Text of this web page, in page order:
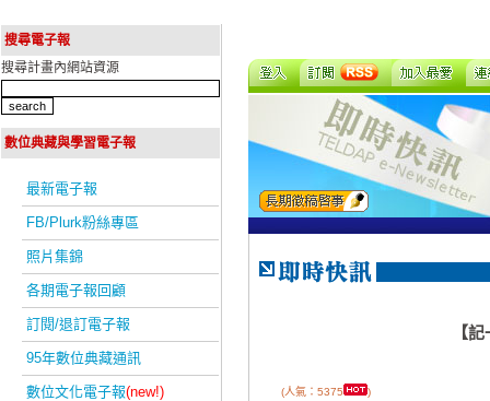
搜尋電子報
搜尋計畫內網站資源
數位典藏與學習電子報
最新電子報
FB/Plurk粉絲專區
照片集錦
各期電子報回顧
訂閱/退訂電子報
95年數位典藏通訊
數位文化電子報(new!)
【
(人氣：5375 )